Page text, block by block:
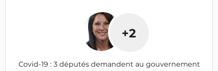
+2
Covid-19 : 3 députés demandent au gouvernement